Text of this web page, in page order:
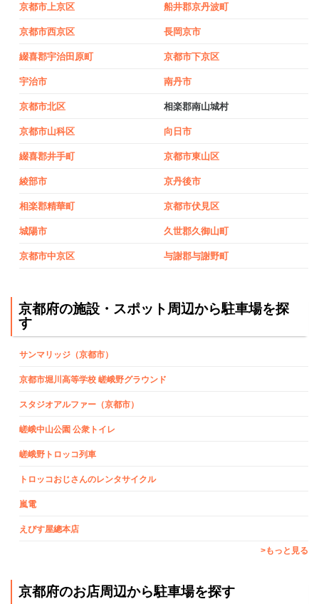
京都市上京区 船井郡京丹波町
京都市西京区 長岡京市
綴喜郡宇治田原町 京都市下京区
宇治市 南丹市
京都市北区 相楽郡南山城村
京都市山科区 向日市
綴喜郡井手町 京都市東山区
綾部市 京丹後市
相楽郡精華町 京都市伏見区
城陽市 久世郡久御山町
京都市中京区 与謝郡与謝野町
京都府の施設・スポット周辺から駐車場を探
す
サンマリッジ（京都市）
京都市堀川高等学校 嵯峨野グラウンド
スタジオアルファー（京都市）
嵯峨中山公園 公衆トイレ
嵯峨野トロッコ列車
トロッコおじさんのレンタサイクル
嵐電
えびす屋總本店
>もっと見る
京都府のお店周辺から駐車場を探す